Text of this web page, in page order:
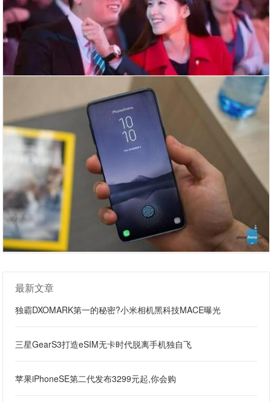
最新文章
独霸DXOMARK第一的秘密?小米相机黑科技MACE曝光
三星GearS3打造eSIM无卡时代脱离手机独自飞
苹果iPhoneSE第二代发布3299元起,你会购